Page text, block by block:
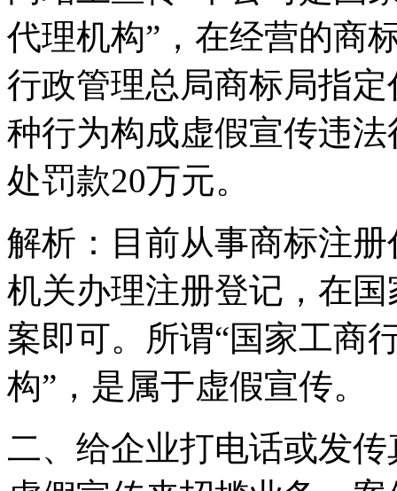
代理机构”，在经营的商
行政管理总局商标局指
种行为构成虚假宣传违
处罚款20万元。
解析：目前从事商标注
机关办理注册登记，在
案即可。所谓“国家工商
构”，是属于虚假宣传。
二、给企业打电话或发